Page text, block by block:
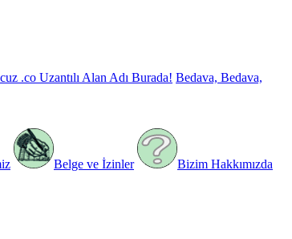
.co Uzantılı Alan Adı Burada! Bedava, Bedava,
Belge ve İzinler Bizim Hakkımızda